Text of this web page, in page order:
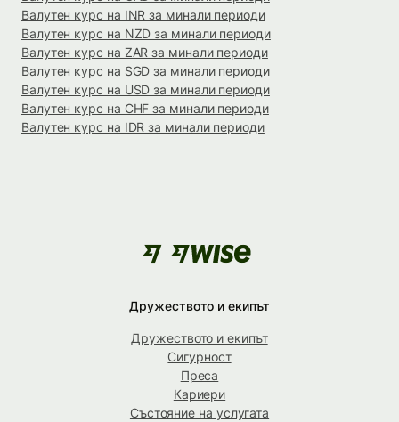
Валутен курс на INR за минали периоди
Валутен курс на NZD за минали периоди
Валутен курс на ZAR за минали периоди
Валутен курс на SGD за минали периоди
Валутен курс на USD за минали периоди
Валутен курс на CHF за минали периоди
Валутен курс на IDR за минали периоди
Дружеството и екипът
Дружеството и екипът
Сигурност
Преса
Кариери
Състояние на услугата